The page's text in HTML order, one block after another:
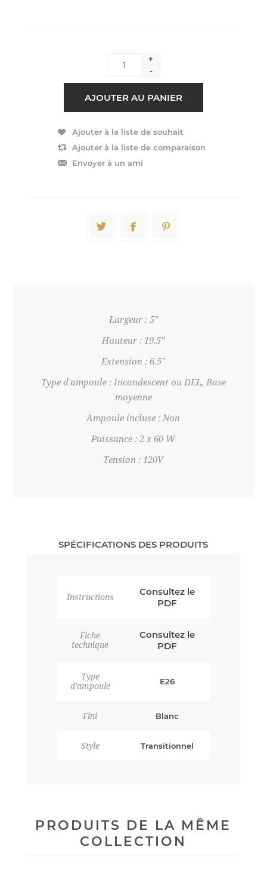
+
-
Largeur : 5"
Hauteur : 19.5"
Extension : 6.5"
Type d'ampoule : Incandescent ou DEL, Base
moyenne
Ampoule incluse : Non
Puissance : 2 x 60 W
Tension : 120V
SPÉCIFICATIONS DES PRODUITS
Instructions
Consultez le
PDF
Fiche
technique
Consultez le
PDF
Type
d'ampoule
E26
Fini Blanc
Style Transitionnel
PRODUITS DE LA MÊME
COLLECTION